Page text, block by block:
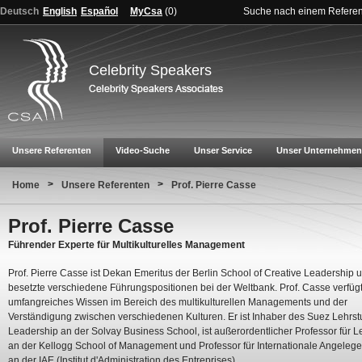
Deutsch English Español MyCsa (0) Suche nach einem
Celebrity Speakers
Unsere Referenten Video-Suche Unser Service Unser Unternehmen
Home > Unsere Referenten > Prof. Pierre Casse
Prof. Pierre Casse
Führender Experte für Multikulturelles Management
Prof. Pierre Casse ist Dekan Emeritus der Berlin School of Creative Leadership
besetzte verschiedene Führungspositionen bei der Weltbank. Prof. Casse
umfangreiches Wissen im Bereich des multikulturellen Managements und der
Verständigung zwischen verschiedenen Kulturen. Er ist Inhaber des Suez
Leadership an der Solvay Business School, ist außerordentlicher Professor für
an der Kellogg School of Management und Professor für Internationale